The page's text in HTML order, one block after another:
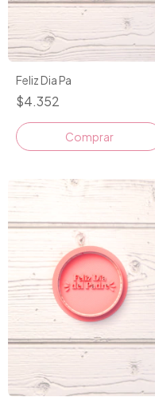
Feliz Dia Pa
$4.352
Comprar